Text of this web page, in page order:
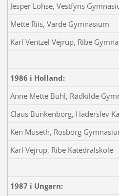
Jesper Lohse, Vestfyns
Mette Riis, Varde Gymnasium
Karl Ventzel Vejrup, Ribe
1986 i Holland:
Anne Mette Buhl, Rødkilde
Claus Bunkenborg, Haderslev
Ken Museth, Rosborg
Karl Vejrup, Ribe Katedralskole
1987 i Ungarn: